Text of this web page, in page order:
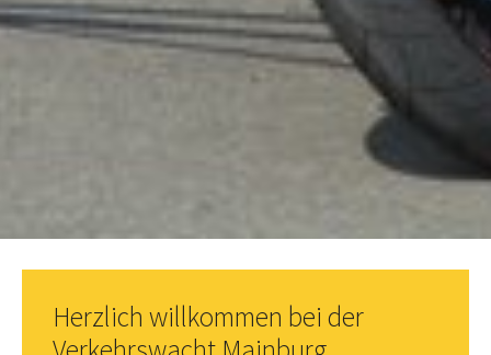
Herzlich willkommen bei der